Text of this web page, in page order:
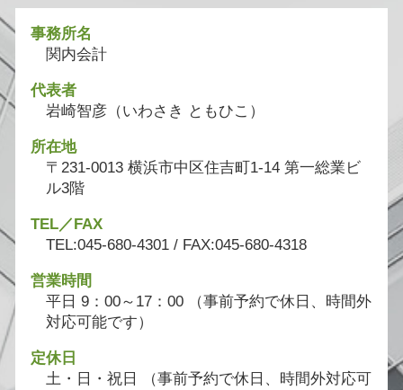
事務所名
関内会計
代表者
岩崎智彦（いわさき ともひこ）
所在地
〒231-0013 横浜市中区住吉町1-14 第一総業ビ
ル3階
TEL／FAX
TEL:045-680-4301 / FAX:045-680-4318
営業時間
平日 9：00～17：00 （事前予約で休日、時間外
対応可能です）
定休日
土・日・祝日 （事前予約で休日、時間外対応可